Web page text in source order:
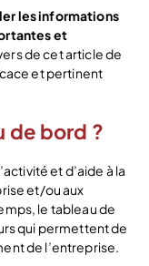
les informations
et
de cet article de
et pertinent
de bord ?
et d’aide à la
et/ou aux
le tableau de
qui permettent de
de l’entreprise.